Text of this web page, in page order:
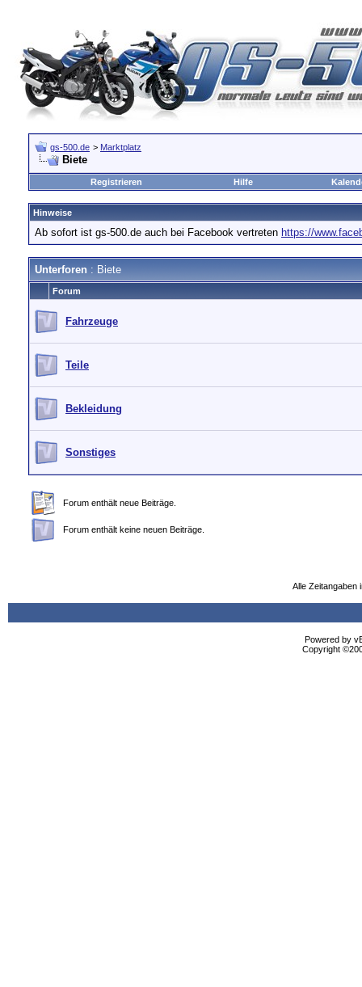
gs-500.de > Marktplatz
Biete
Registrieren Hilfe
Hinweise
Ab sofort ist gs-500.de auch bei Facebook vertreten https://
Unterforen : Biete
Forum
Fahrzeuge
Teile
Bekleidung
Sonstiges
Forum enthält neue Beiträge.
Forum enthält keine neuen Beiträge.
Alle Zeitangaben
Powered by
Copyright